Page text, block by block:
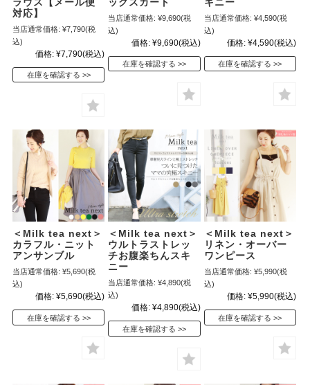
ラウス【メール便
対応】
当店通常価格: ¥7,790(税
込)
価格: ¥7,790(税込)
在庫を確認する
ックスカート
当店通常価格: ¥9,690(税
込)
価格: ¥9,690(税込)
在庫を確認する
キニー
当店通常価格: ¥4,590(税
込)
価格: ¥4,590(税込)
在庫を確認する
＜Milk tea next＞
カラフル・ニット
アンサンブル
当店通常価格: ¥5,690(税
込)
価格: ¥5,690(税込)
在庫を確認する
＜Milk tea next＞
ウルトラストレッ
チお腹楽ちんスキ
ニー
当店通常価格: ¥4,890(税
込)
価格: ¥4,890(税込)
在庫を確認する
＜Milk tea next＞
リネン・オーバー
ワンピース
当店通常価格: ¥5,990(税
込)
価格: ¥5,990(税込)
在庫を確認する